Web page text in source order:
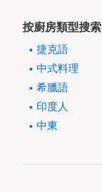
按廚房類型搜索
捷克語
中式料理
希臘語
印度人
中東